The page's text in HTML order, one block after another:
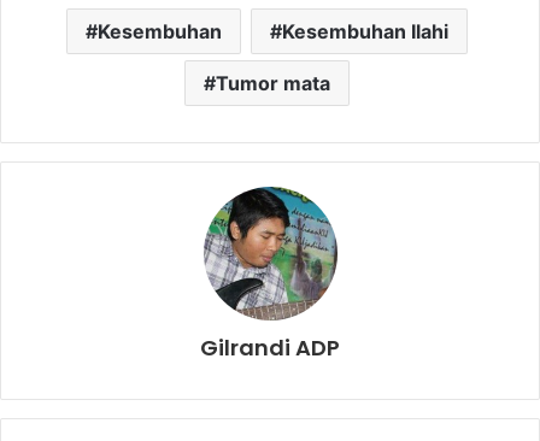
Kesembuhan Kesembuhan Ilahi
Tumor mata
Gilrandi ADP